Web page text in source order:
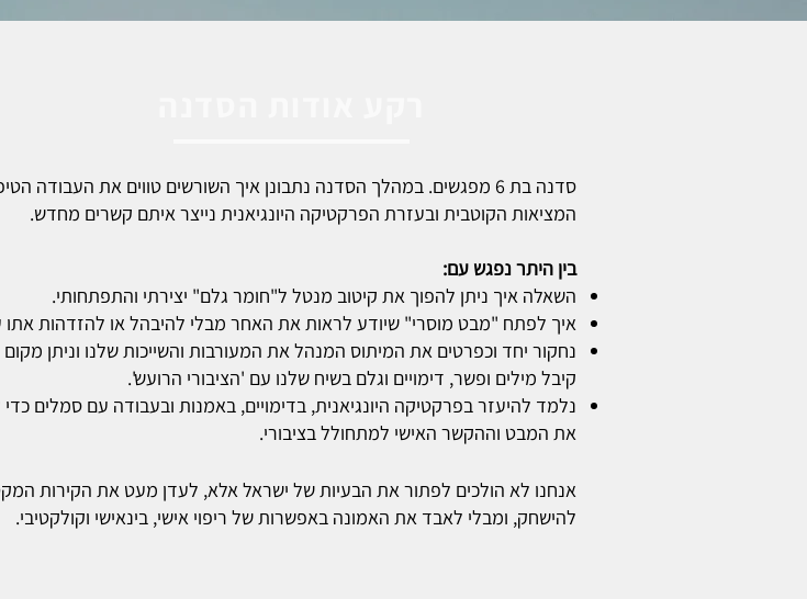
אנחנו לא הולכים לפתור את הבעיות של ישראל אלא, לעדן מעט את הקירות
להישחק, ומבלי לאבד את האמונה באפשרות של ריפוי אישי, בינאישי וקולקטיבי.
סדנה בת 6 מפגשים. במהלך הסדנה נתבונן איך השורשים טווים את העבודה
המציאות הקוטבית ובעזרת הפרקטיקה היונגיאנית נייצר איתם קשרים מחדש.
בין היתר נפגש עם:
השאלה איך ניתן להפוך את קיטוב מנטל ל"חומר גלם" יצירתי והתפתחותי.
איך לפתח "מבט מוסרי" שיודע לראות את האחר מבלי להיבהל או להזדהות אתו
נחקור יחד וכפרטים את המיתוס המנהל את המעורבות והשייכות שלנו וניתן
קיבל מילים ופשר, דימויים וגלם בשיח שלנו עם 'הציבורי הרועש'.
נלמד להיעזר בפרקטיקה היונגיאנית, בדימויים, באמנות ובעבודה עם סמלים
את המבט וההקשר האישי למתחולל בציבורי.